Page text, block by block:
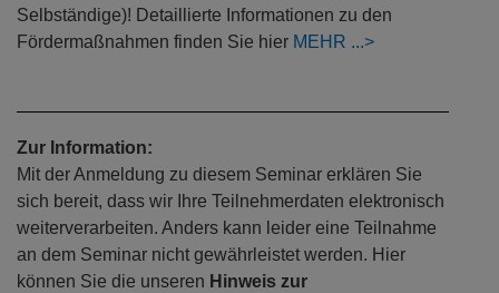
Selbständige)! Detaillierte Informationen zu den
Fördermaßnahmen finden Sie hier MEHR
Zur Information:
Mit der Anmeldung zu diesem Seminar erklären Sie
sich bereit, dass wir Ihre Teilnehmerdaten elektronisch
weiterverarbeiten. Anders kann leider eine Teilnahme
an dem Seminar nicht gewährleistet werden. Hier
können Sie die unseren Hinweis zur